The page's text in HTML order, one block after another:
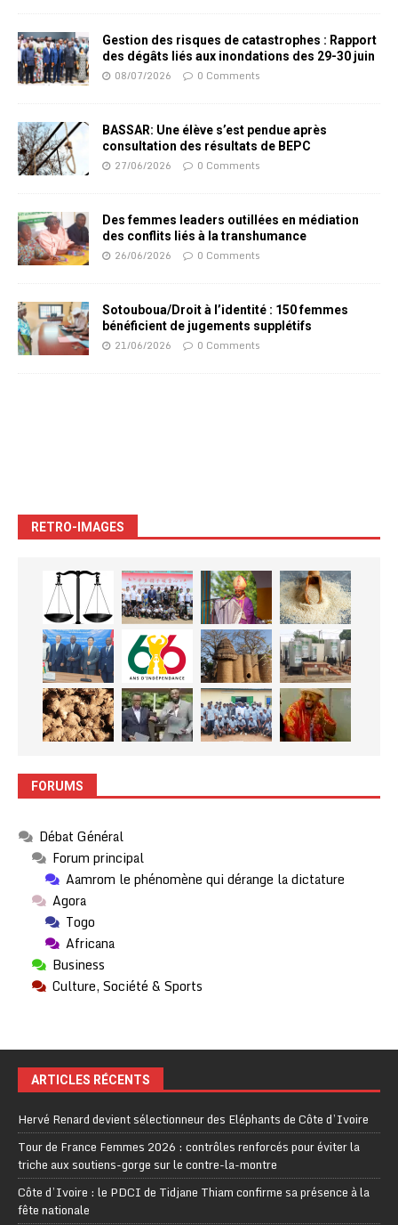
Gestion des risques de catastrophes : Rapport
des dégâts liés aux inondations des 29-30 juin
08/07/2026 0 Comments
BASSAR: Une élève s’est pendue après
consultation des résultats de BEPC
27/06/2026 0 Comments
Des femmes leaders outillées en médiation
des conflits liés à la transhumance
26/06/2026 0 Comments
Sotouboua/Droit à l’identité : 150 femmes
bénéficient de jugements supplétifs
21/06/2026 0 Comments
RETRO-IMAGES
FORUMS
Débat Général
Forum principal
Aamrom le phénomène qui dérange la dictature
Agora
Togo
Africana
Business
Culture, Société & Sports
ARTICLES RÉCENTS
Hervé Renard devient sélectionneur des Eléphants de Côte d’Ivoire
Tour de France Femmes 2026 : contrôles renforcés pour éviter la
triche aux soutiens-gorge sur le contre-la-montre
Côte d’Ivoire : le PDCI de Tidjane Thiam confirme sa présence à la
fête nationale